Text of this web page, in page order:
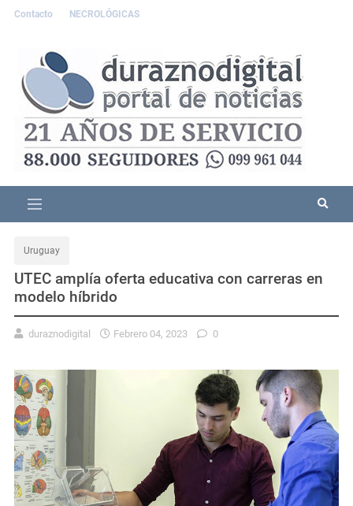
Contacto NECROLÓGICAS
Uruguay
UTEC amplía oferta educativa con carreras en
modelo híbrido
duraznodigital Febrero 04, 2023 0